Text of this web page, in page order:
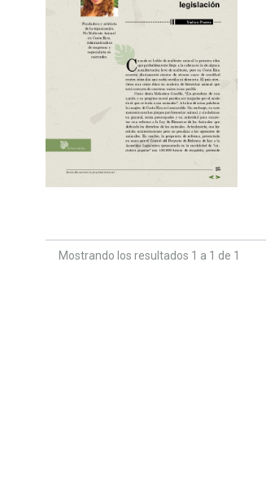
Mostrando los resultados 1 a 1 de 1